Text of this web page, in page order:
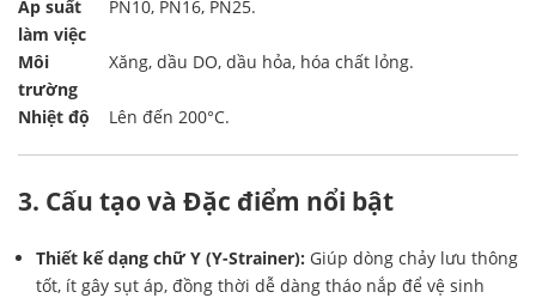
Áp suất
làm việc
PN10, PN16, PN25.
Môi
trường
Xăng, dầu DO, dầu hỏa, hóa chất lỏng.
Nhiệt độ Lên đến 200°C.
3. Cấu tạo và Đặc điểm nổi bật
Thiết kế dạng chữ Y (Y-Strainer): Giúp dòng chảy lưu thông
tốt, ít gây sụt áp, đồng thời dễ dàng tháo nắp để vệ sinh